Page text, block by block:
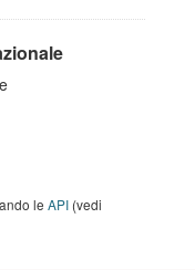
le API (vedi